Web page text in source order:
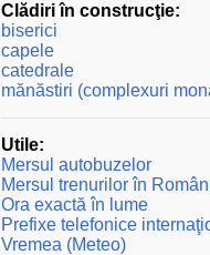
Clădiri în construcţie:
biserici
capele
catedrale
mănăstiri (complexuri
Utile:
Mersul autobuzelor
Mersul trenurilor în
Ora exactă în lume
Prefixe telefonice
Vremea (Meteo)